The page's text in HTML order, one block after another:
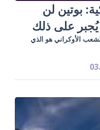
بوتين لن
على ذلك
الأوكراني هو الذي